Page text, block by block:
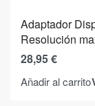
Adaptador
Resolución
28,95€
Añadir al carrito